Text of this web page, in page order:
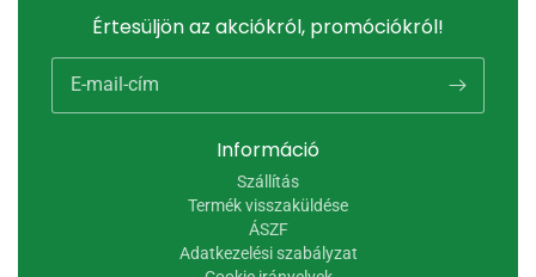
Információ
Szállítás
Termék visszaküldése
ÁSZF
Adatkezelési szabályzat
Értesüljön az akciókról, promóciókról!
E-mail-cím